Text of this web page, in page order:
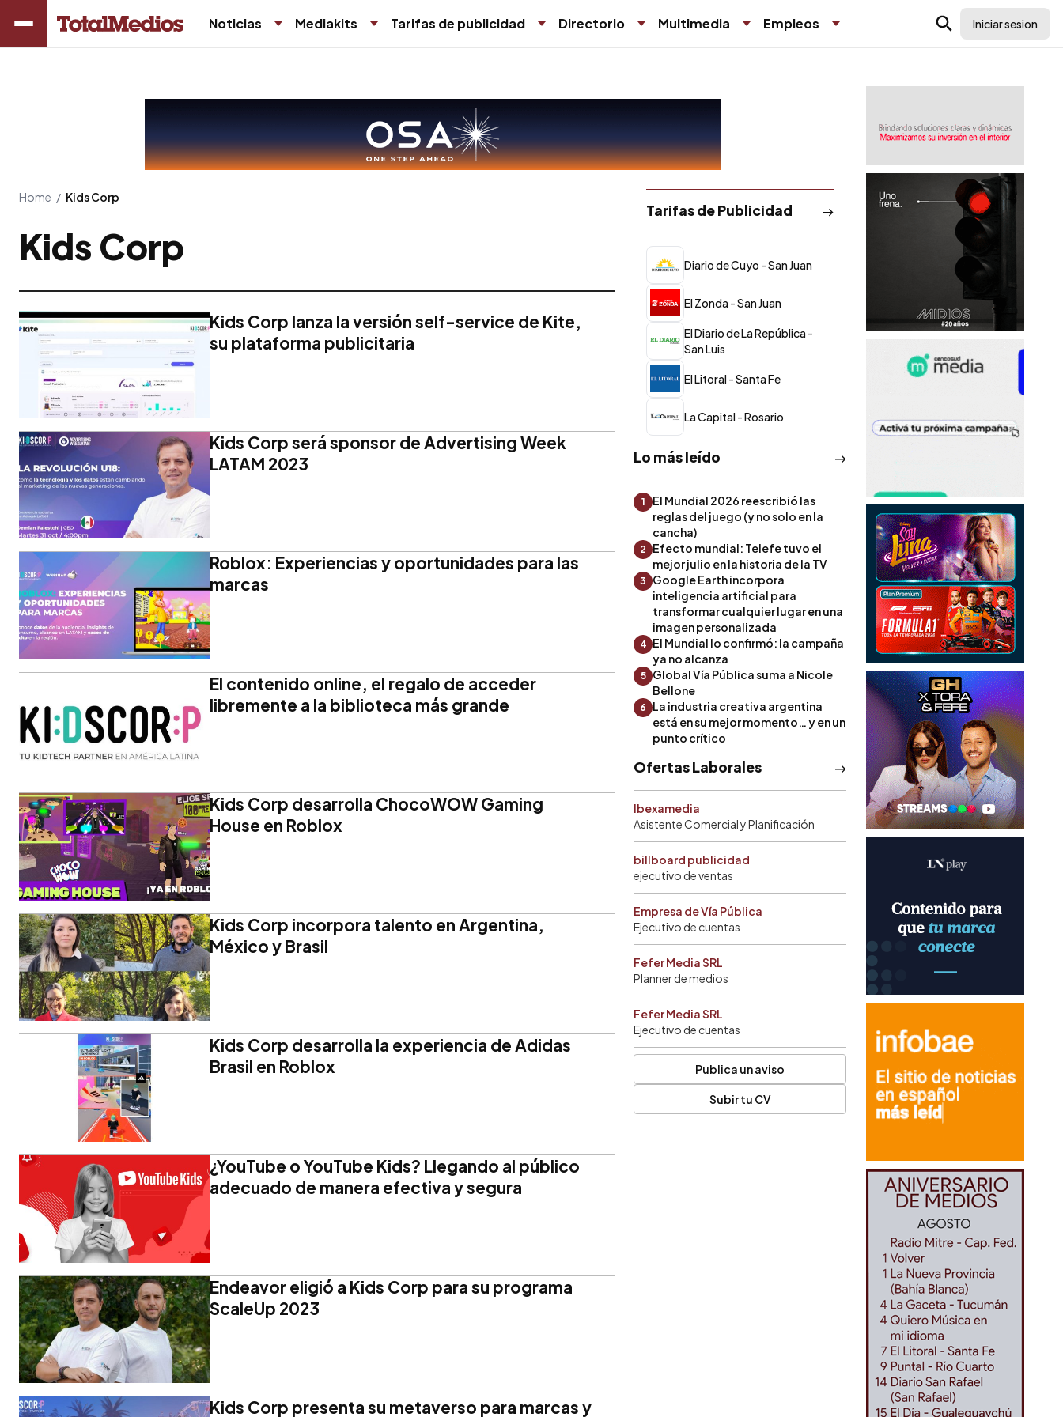
Noticias Mediakits Tarifas de publicidad Directorio Multimedia Empleos Iniciar sesion
Home / Kids Corp
Kids Corp
Kids Corp lanza la versión self-service de Kite,
su plataforma publicitaria
Kids Corp será sponsor de Advertising Week
LATAM 2023
Roblox: Experiencias y oportunidades para las
marcas
El contenido online, el regalo de acceder
libremente a la biblioteca más grande
Kids Corp desarrolla ChocoWOW Gaming
House en Roblox
Kids Corp incorpora talento en Argentina,
México y Brasil
Kids Corp desarrolla la experiencia de Adidas
Brasil en Roblox
¿YouTube o YouTube Kids? Llegando al público
adecuado de manera efectiva y segura
Endeavor eligió a Kids Corp para su programa
ScaleUp 2023
Kids Corp presenta su metaverso para marcas y
Tarifas de Publicidad
Diario de Cuyo - San Juan
El Zonda - San Juan
El Diario de La República -
San Luis
El Litoral - Santa Fe
La Capital - Rosario
Lo más leído
1
El Mundial 2026 reescribió las
reglas del juego (y no solo en la
cancha)
2
Efecto mundial: Telefe tuvo el
mejor julio en la historia de la TV
3
Google Earth incorpora
inteligencia artificial para
transformar cualquier lugar en una
imagen personalizada
4 El Mundial lo confirmó: la campaña
ya no alcanza
5
Global Vía Pública suma a Nicole
Bellone
6
La industria creativa argentina
está en su mejor momento… y en un
punto crítico
Ofertas Laborales
Ibexamedia
Asistente Comercial y Planificación
billboard publicidad
ejecutivo de ventas
Empresa de Vía Pública
Ejecutivo de cuentas
Fefer Media SRL
Planner de medios
Fefer Media SRL
Ejecutivo de cuentas
Publica un aviso
Subir tu CV